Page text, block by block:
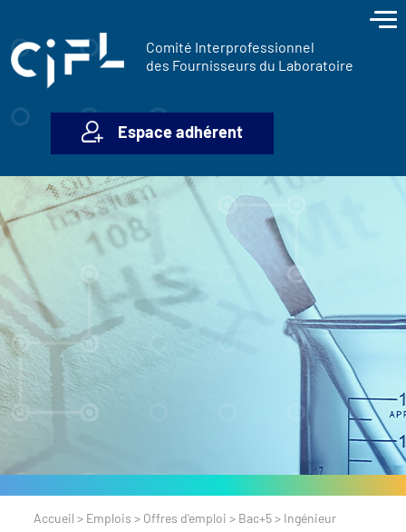
Comité Interprofessionnel
des Fournisseurs du Laboratoire
Espace adhérent
Accueil > Emplois > Offres d’emploi > Bac+5 > Ingénieur